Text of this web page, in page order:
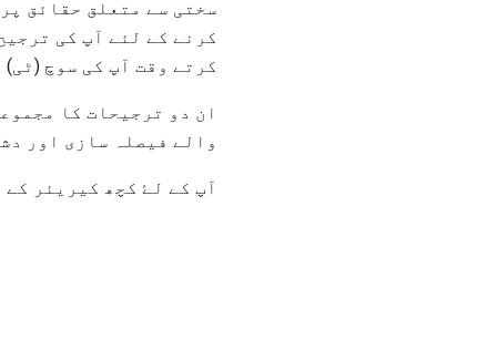
سختی سے متعلق حقائق
کرنے کے لئے آپ کی
کرتے وقت آپ کی سوچ
ان دو ترجیحات کا
والے فیصلہ سازی اور
آپ کے لۓ کچھ کیریئر